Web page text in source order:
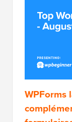
WPForms